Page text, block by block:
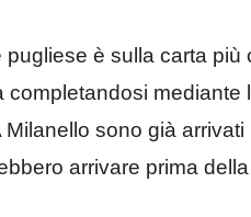
è sulla carta
mediante
sono già arrivati
arrivare prima